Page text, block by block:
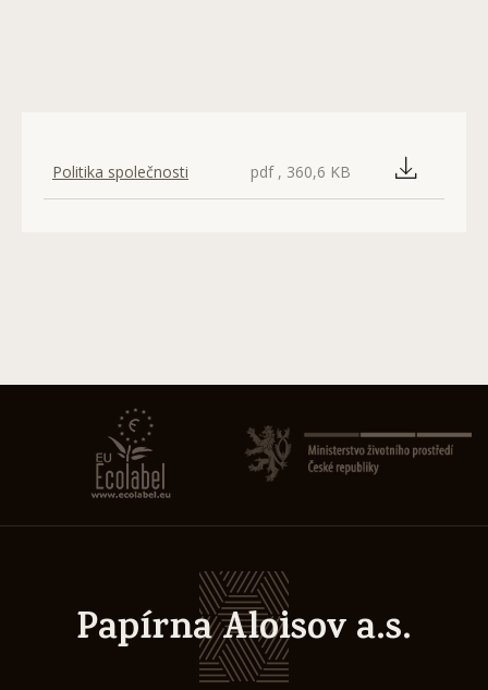
Politika společnosti pdf , 360,6 KB
Papírna Aloisov a.s.